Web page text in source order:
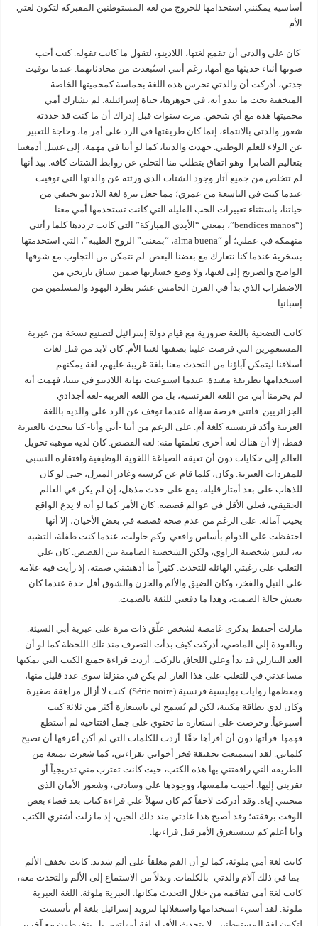
أساسية يمكنني استخدامها للخروج من لغة المستوطنين المفبركة لتكون لغتي
الأم.
كان على والدتي أن تقمع لغتها، اللادينو، لتقول ما كانت تقوله. كنت أحب
صوتها أثناء حديثها مع أمها، رغم أنني استُبعدت من محادثاتهما. عندما توفيت
جدتي، أدركت أن والدتي تحرس هذه اللغة بحماسة كمحميتها الخاصة
المتخفية تحت ما يبدو أنه، في جوهرها، حياة إسرائيلية. لم تشارك أمي
محميتها هذه مع أي شخص. مرت سنوات قبل إدراك أن ما كنت قد حددته
شعور والدتي بالانتماء، إنما كان طريقتها في الرد على أمر ما، وحاجة للتعبير
عن الولاء للعلم الوطني. جهدت والدتنا، كما لو أننا في مهمة، إلى غسل أدمغتنا
بتعاليم الصابرا -وهو اتفاق يتطلب منا التخلي عن روابط الشتات كافة. بيد أنها
لم تتخلص من جميع آثار وجود الشتات الذي ورثته عن والدتها التي توفيت
عندما كنت في التاسعة من عمري؛ مما جعل نبرة لغة اللادينو تختفي من
حياتنا، باستثناء تعبيرات الحب القليلة التي كانت تستخدمها أمي معنا
(“bendices manos”، بمعنى “الأيدي المباركة” التي كانت ترددها كلما رأتني
منهمكة في عملي؛ أو “alma buena، “بمعنى” الروح الطيبة”، التي استخدمتها
بسخرية عندما كنا نتعارك مع بعضنا البعض. لم نتمكن من التجاوب مع شوقها
الواضح والصريح إلى لغتها، ولا وضع خسارتها ضمن سياق تاريخي من
الاضطراب الذي بدأ في القرن الخامس عشر بطرد اليهود والمسلمين من
إسبانيا.
كانت التضحية باللغة ضرورية مع قيام دولة إسرائيل لتصنيع نسخة من عبرية
المستعمِرين التي فرضت علينا بصفتها لغتنا الأم. كان لابد من قتل لغات
أسلافنا ليتمكن آباؤنا من التحدث معنا بلغة غريبة عليهم، لغة يمكنهم
استخدامها بطريقة مفيدة. عندما استوعبت نهاية اللادينو في بيتنا، فهمت أنه
لم يحرمنا أبي من اللغة الفرنسية، بل من اللغة العربية -لغة أجدادي
الجزائريين. فاتني فرصة سؤاله عندما توقف عن الرد على والديه باللغة
العربية وأكد فرنسيته كلغة أم. على الرغم من أننا -أبي وأنا- كنا نتحدث بالعبرية
فقط، إلا أن هناك لغة أخرى تعلمتها منه: لغة القصص. كان لديه موهبة تحويل
العالم إلى حكايات دون أن تعيقه الصياغة اللغوية الوظيفية وافتقاره النسبي
للمفردات العبرية. وكان، كلما قام عن كرسيه وغادر المنزل، حتى لو كان
للذهاب على بعد أمتار قليلة، يقع على حدث مذهل، إن لم يكن في العالم
الحقيقي، فعلى الأقل في عوالم قصصه. كان الأمر كما لو أنه لا يدع الواقع
يخيب آماله. على الرغم من عدم صحة قصصه في بعض الأحيان، إلا أنها
احتفظت على الدوام بأساس واقعي. وكم حاولت، عندما كنت طفلة، التشبه
به، ليس شخصية الراوي، ولكن الشخصية الصامتة بين القصص. كان علي
التغلب على رغبتي الهائلة للتحدث. كثيراً ما أدهشني صمته، إذ رأيت فيه علامة
على النبل والفخر، وكان الضيق والألم والحزن والشوق أقل حدة عندما كان
يعيش حالة الصمت، وهذا ما دفعني للثقة بالصمت.
مازلت أحتفظ بذكرى غامضة لشخص علّق ذات مرة على عبرية أبي السيئة.
وبالعودة إلى الماضي، أدركت كيف بدأت التصرف منذ تلك اللحظة كما لو أن
العد التنازلي قد بدأ وعلي اللحاق بالركب. أردت قراءة جميع الكتب التي يمكنها
مساعدتي في للتغلب على هذا العار. لم يكن في منزلنا سوى عدد قليل منها،
ومعظمها روايات بوليسية فرنسية (Série noire). كنت لا أزال مراهقة صغيرة
وكان لدي بطاقة مكتبة، لكن لم يُسمح لي باستعارة أكثر من ثلاثة كتب
أسبوعياً. وحرصت على استعارة ما تحتوي على جمل افتتاحية لم أستطع
فهمها. قرأتها دون أن أقرأها حقًا. أردت للكلمات التي لم أكن أعرفها أن تصبح
كلماتي. لقد استمتعت بحقيقة فخر أخواتي بقراءتي، كما شعرت بمتعة من
الطريقة التي رافقتني بها هذه الكتب، حيث كانت تقترب مني تدريجياً أو
تقربني إليها. أحببت ملمسها، ووجودها على وسادتي، وشعور الأمان الذي
منحتني إياه. وقد أدركت لاحقاً كم كان سهلاً علي قراءة كتاب بعد قضاء بعض
الوقت برفقته؛ وقد أصبح هذا عادتي منذ ذلك الحين، إذ ما زلت أشتري الكتب
وأنا أعلم كم سيستغرق الأمر قبل قراءتها.
كانت لغة أمي ملوثة، كما لو أن الفم مغلقاً على ألم شديد. كانت تخفف الألم
-بما في ذلك آلام والدتي- بالكلمات. وبدلاً من الاستماع إلى الألم والتحدث معه،
كانت لغة أمي تفاقمه من خلال التحدث مكانها. العبرية ملوثة. اللغة العبرية
ملوثة. لقد أسيء استخدامها واستغلالها لتزويد إسرائيل بلغة أم تأسست